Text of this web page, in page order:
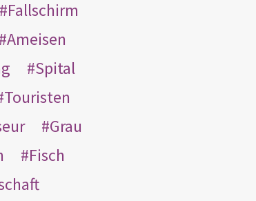
Fallschirm
Ameisen
Spital
Touristen
Grau
Fisch